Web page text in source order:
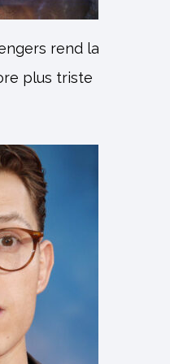
rend la
plus triste